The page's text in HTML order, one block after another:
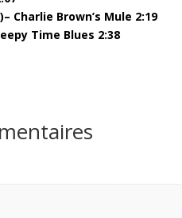
Charlie Brown’s Mule 2:19
Time Blues 2:38